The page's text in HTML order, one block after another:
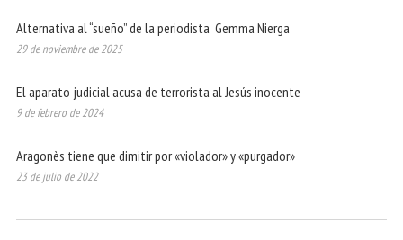
Alternativa al “sueño” de la periodista Gemma Nierga
29 de noviembre de 2025
El aparato judicial acusa de terrorista al Jesús inocente
9 de febrero de 2024
Aragonès tiene que dimitir por «violador» y «purgador»
23 de julio de 2022